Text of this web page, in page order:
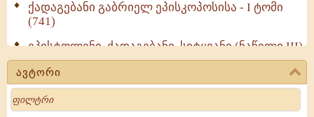
ქადაგებანი გაბრიელ ეპისკოპოსისა - I ტომი
(741)
ეპისტოლენი, ქადაგებანი, სიტყვანი (ნაწილი III)
(723)
მოძღვრის ძალზე სასარგებლო რჩევები
მრევლისათვის (545)
ავტორი
Search